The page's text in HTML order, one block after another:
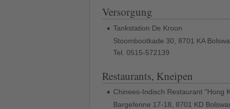
Versorgung
Tankstation De Kroon
Stoombootkade 30, 8701 KA
Tel. 0515-572139
Restaurants, Kneipen
Chinees-Indisch Restaurant "Hong
Bargefenne 17-18, 8701 KD